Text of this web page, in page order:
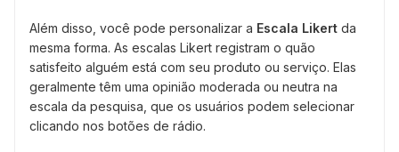
Além disso, você pode personalizar a Escala Likert da
mesma forma. As escalas Likert registram o quão
satisfeito alguém está com seu produto ou serviço. Elas
geralmente têm uma opinião moderada ou neutra na
escala da pesquisa, que os usuários podem selecionar
clicando nos botões de rádio.